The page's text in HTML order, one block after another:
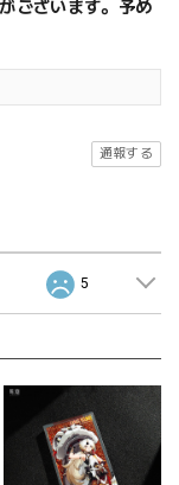
ございます。予め
通報する
5